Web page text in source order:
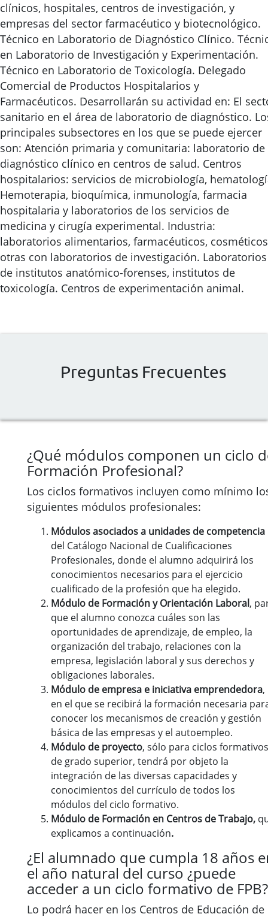
clínicos, hospitales, centros de investigación, y
empresas del sector farmacéutico y biotecnológico.
Técnico en Laboratorio de Diagnóstico Clínico.
en Laboratorio de Investigación y Experimentación.
Técnico en Laboratorio de Toxicología. Delegado
Comercial de Productos Hospitalarios y
Farmacéuticos. Desarrollarán su actividad en: El
sanitario en el área de laboratorio de diagnóstico.
principales subsectores en los que se puede ejercer
son: Atención primaria y comunitaria: laboratorio de
diagnóstico clínico en centros de salud. Centros
hospitalarios: servicios de microbiología,
Hemoterapia, bioquímica, inmunología, farmacia
hospitalaria y laboratorios de los servicios de
medicina y cirugía experimental. Industria:
laboratorios alimentarios, farmacéuticos,
otras con laboratorios de investigación. Laboratorios
de institutos anatómico-forenses, institutos de
toxicología. Centros de experimentación animal.
Preguntas Frecuentes
¿Qué módulos componen un ciclo
Formación Profesional?
Los ciclos formativos incluyen como mínimo
siguientes módulos profesionales:
Módulos asociados a unidades de competencia
del Catálogo Nacional de Cualificaciones
Profesionales, donde el alumno adquirirá los
conocimientos necesarios para el ejercicio
cualificado de la profesión que ha elegido.
Módulo de Formación y Orientación Laboral,
que el alumno conozca cuáles son las
oportunidades de aprendizaje, de empleo, la
organización del trabajo, relaciones con la
empresa, legislación laboral y sus derechos y
obligaciones laborales.
Módulo de empresa e iniciativa emprendedora,
en el que se recibirá la formación necesaria
conocer los mecanismos de creación y gestión
básica de las empresas y el autoempleo.
Módulo de proyecto, sólo para ciclos formativos
de grado superior, tendrá por objeto la
integración de las diversas capacidades y
conocimientos del currículo de todos los
módulos del ciclo formativo.
Módulo de Formación en Centros de Trabajo,
explicamos a continuación.
¿El alumnado que cumpla 18 años
el año natural del curso ¿puede
acceder a un ciclo formativo de FPB?
Lo podrá hacer en los Centros de Educación de